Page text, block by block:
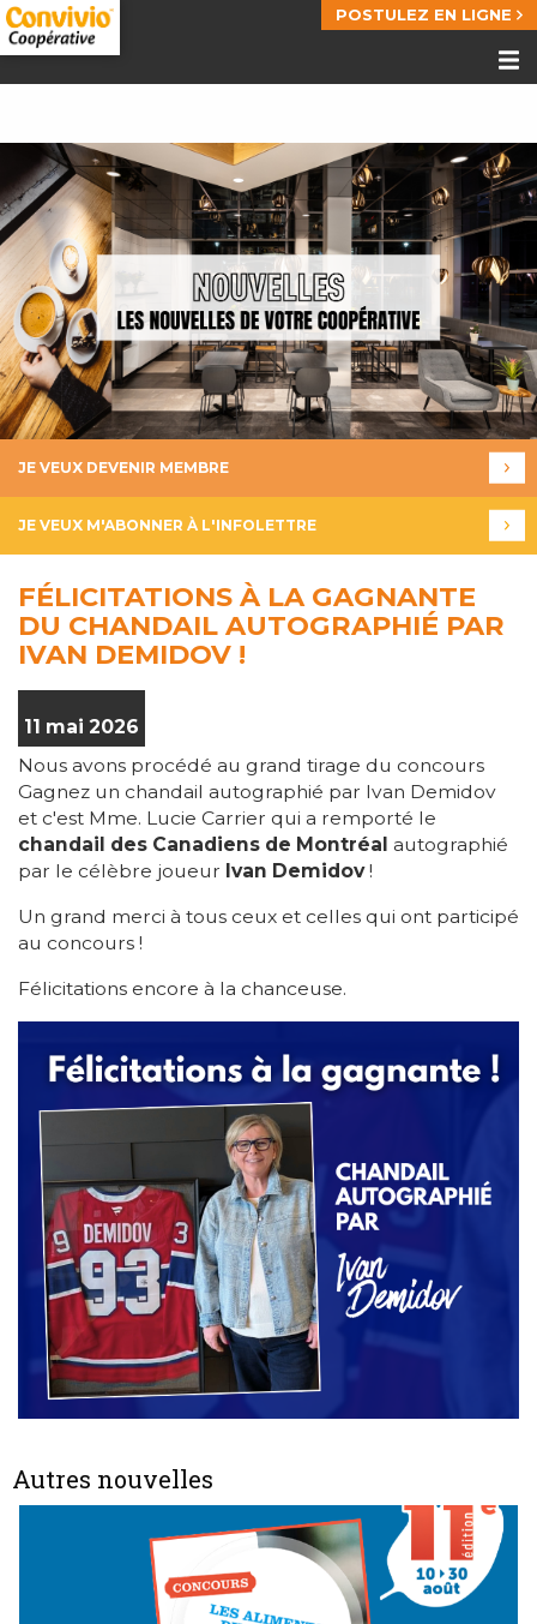
POSTULEZ EN LIGNE
JE VEUX DEVENIR MEMBRE
JE VEUX M'ABONNER À L'INFOLETTRE
FÉLICITATIONS À LA GAGNANTE
DU CHANDAIL AUTOGRAPHIÉ PAR
IVAN DEMIDOV !
11 mai 2026
Nous avons procédé au grand tirage du concours
Gagnez un chandail autographié par Ivan Demidov
et c'est Mme. Lucie Carrier qui a remporté le
chandail des Canadiens de Montréal autographié
par le célèbre joueur Ivan Demidov!
Un grand merci à tous ceux et celles qui ont participé
au concours !
Félicitations encore à la chanceuse.
Autres nouvelles